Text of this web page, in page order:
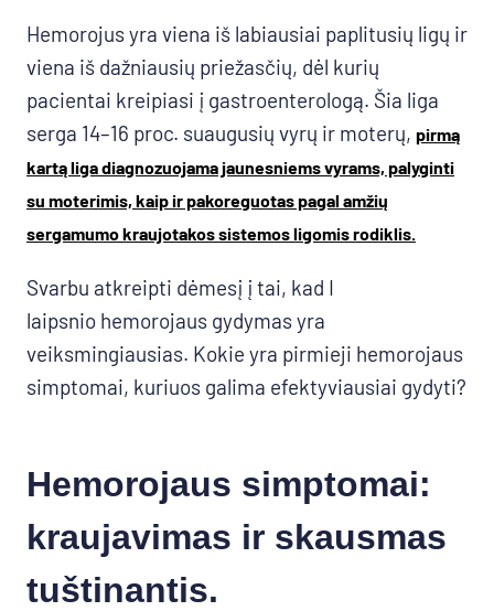
Hemorojus yra viena iš labiausiai paplitusių ligų ir
viena iš dažniausių priežasčių, dėl kurių
pacientai kreipiasi į gastroenterologą. Šia liga
serga 14–16 proc. suaugusių vyrų ir moterų, pirmą
kartą liga diagnozuojama jaunesniems vyrams, palyginti
su moterimis, kaip ir pakoreguotas pagal amžių
sergamumo kraujotakos sistemos ligomis rodiklis.
Svarbu atkreipti dėmesį į tai, kad I
laipsnio hemorojaus gydymas yra
veiksmingiausias. Kokie yra pirmieji hemorojaus
simptomai, kuriuos galima efektyviausiai gydyti?
Hemorojaus simptomai:
kraujavimas ir skausmas
tuštinantis.